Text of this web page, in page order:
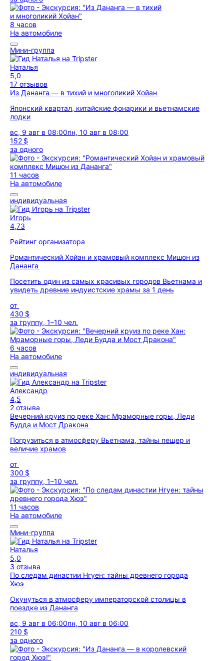
8 часов
На автомобиле
Мини-группа
Наталья
5,0
17 отзывов
Из Дананга — в тихий и многоликий Хойан
Японский квартал, китайские фонарики и вьетнамские
лодки
вс, 9 авг в 08:00пн, 10 авг в 08:00
152 $
за одного
11 часов
На автомобиле
индивидуальная
Игорь
4,73
Рейтинг организатора
Романтический Хойан и храмовый комплекс Мишон из
Дананга
Посетить один из самых красивых городов Вьетнама и
увидеть древние индуистские храмы за 1 день
от
430 $
за группу, 1–10 чел.
6 часов
На автомобиле
индивидуальная
Александр
4,5
2 отзыва
Вечерний круиз по реке Хан: Мраморные горы, Леди
Будда и Мост Дракона
Погрузиться в атмосферу Вьетнама, тайны пещер и
величие храмов
от
300 $
за группу, 1–10 чел.
11 часов
На автомобиле
Мини-группа
Наталья
5,0
3 отзыва
По следам династии Нгуен: тайны древнего города
Хюэ
Окунуться в атмосферу императорской столицы в
поездке из Дананга
вс, 9 авг в 06:00пн, 10 авг в 06:00
210 $
за одного